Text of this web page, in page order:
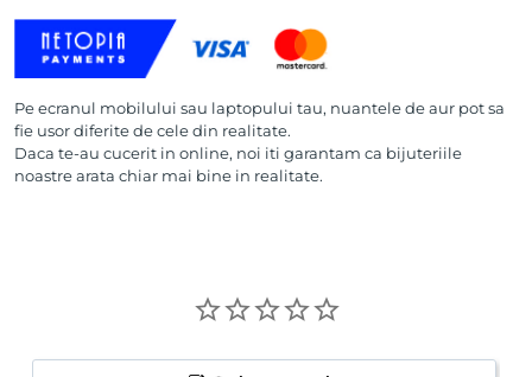
Pe ecranul mobilului sau laptopului tau, nuantele de aur pot sa
fie usor diferite de cele din realitate.
Daca te-au cucerit in online, noi iti garantam ca bijuteriile
noastre arata chiar mai bine in realitate.